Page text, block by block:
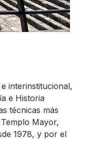
interinstitucional,
e Historia
técnicas más
Mayor,
1978, y por el